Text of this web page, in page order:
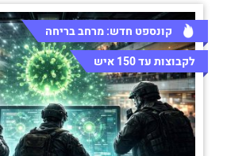
קונספט חדש: מרחב בריחה
לקבוצות עד 150 איש